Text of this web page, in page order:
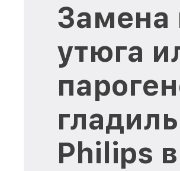
Замена
утюга
Philips